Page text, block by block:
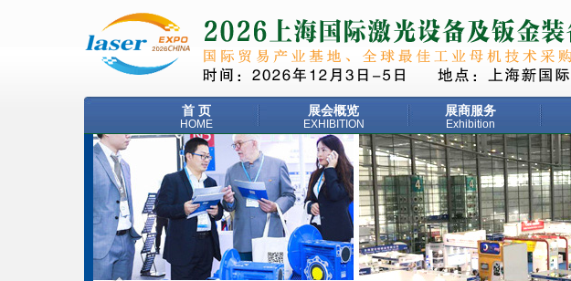
首 页
HOME
展会概览
EXHIBITION
展商服务
Exhibition